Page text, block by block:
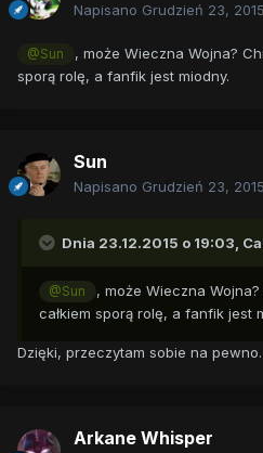
Napisano Grudzień 23, 2015
@Sun
, może Wieczna Wojna?
sporą rolę, a fanfik jest miodny.
Sun
Napisano Grudzień 23, 2015
Dnia 23.12.2015 o 19:03,
@Sun
, może Wieczna
całkiem sporą rolę, a fanfik jest
Dzięki, przeczytam sobie na pewno.
Arkane Whisper